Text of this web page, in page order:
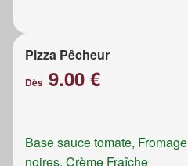
Pizza Pêcheur
Dès 9.00 €
Base sauce tomate,
noires, Crème Fraîche